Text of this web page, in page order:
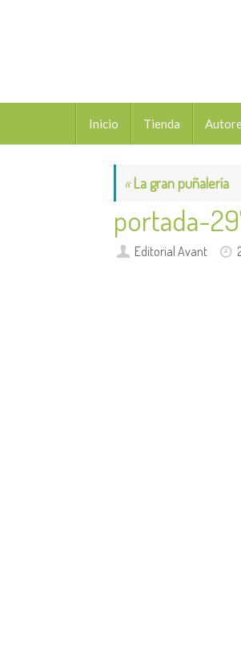
contenido
Inicio Tienda
«La gran puñalería
portada-
Editorial Avant